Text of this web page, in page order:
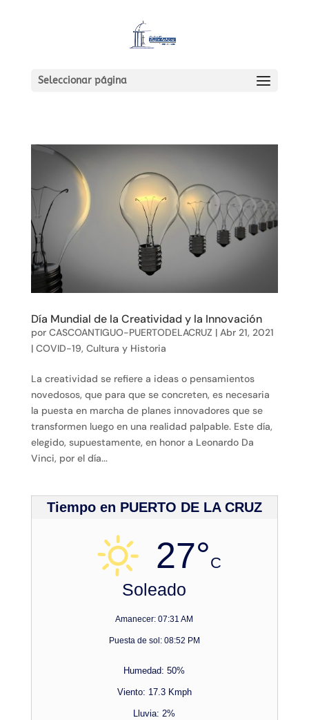
Seleccionar página
Día Mundial de la Creatividad y la Innovación
por CASCOANTIGUO-PUERTODELACRUZ | Abr 21, 2021
| COVID-19, Cultura y Historia
La creatividad se refiere a ideas o pensamientos
novedosos, que para que se concreten, es necesaria
la puesta en marcha de planes innovadores que se
transformen luego en una realidad palpable. Este día,
elegido, supuestamente, en honor a Leonardo Da
Vinci, por el día...
Tiempo en PUERTO DE LA CRUZ
27°C
Soleado
Amanecer: 07:31 AM
Puesta de sol: 08:52 PM
Humedad: 50%
Viento: 17.3 Kmph
Lluvia: 2%